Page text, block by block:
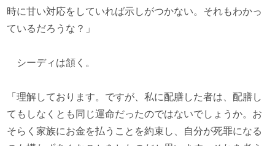
時に甘い対応をしていれば示しがつかない。それもわかっ
ているだろうな？」
シーディは頷く。
「理解しております。ですが、私に配膳した者は、配膳し
てもしなくとも同じ運命だったのではないでしょうか。お
そらく家族にお金を払うことを約束し、自分が死罪になる